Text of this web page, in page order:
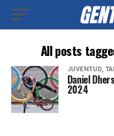
All posts
JUVENTUD,
Daniel
2024